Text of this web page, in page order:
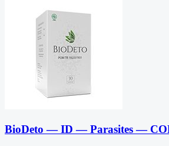
BioDeto — ID — Parasites —